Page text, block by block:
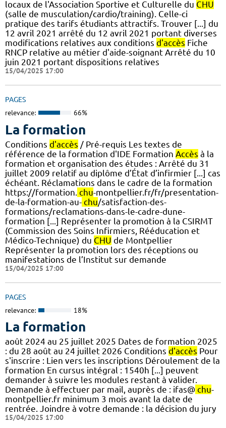
locaux de l'Association Sportive et Culturelle du CHU
(salle de musculation/cardio/training). Celle-ci
pratique des tarifs étudiants attractifs. Trouver [...] du
12 avril 2021 arrêté du 12 avril 2021 portant diverses
modifications relatives aux conditions d'accès Fiche
RNCP relative au métier d'aide-soignant Arrêté du 10
juin 2021 portant dispositions relatives
15/04/2025 17:00
PAGES
relevance: 66%
La formation
Conditions d'accès / Pré-requis Les textes de
référence de la formation d'IDE Formation Accès à la
formation et organisation des études : Arrêté du 31
juillet 2009 relatif au diplôme d’État d’infirmier [...] cas
échéant. Réclamations dans le cadre de la formation
https://formation. chu-montpellier.fr/fr/presentation-
de-la-formation-au- chu/satisfaction-des-
formations/reclamations-dans-le-cadre-dune-
formation [...] Représenter la promotion à la CSIRMT
(Commission des Soins Infirmiers, Rééducation et
Médico-Technique) du CHU de Montpellier
Représenter la promotion lors des réceptions ou
manifestations de l’Institut sur demande
15/04/2025 17:00
PAGES
relevance: 18%
La formation
août 2024 au 25 juillet 2025 Dates de formation 2025
: du 28 août au 24 juillet 2026 Conditions d'accès Pour
s'inscrire : Lien vers les inscriptions Déroulement de la
formation En cursus intégral : 1540h [...] peuvent
demander à suivre les modules restant à valider.
Demande à effectuer par mail, auprès de : ifas@ chu-
montpellier.fr minimum 3 mois avant la date de
rentrée. Joindre à votre demande : la décision du jury
15/04/2025 17:00